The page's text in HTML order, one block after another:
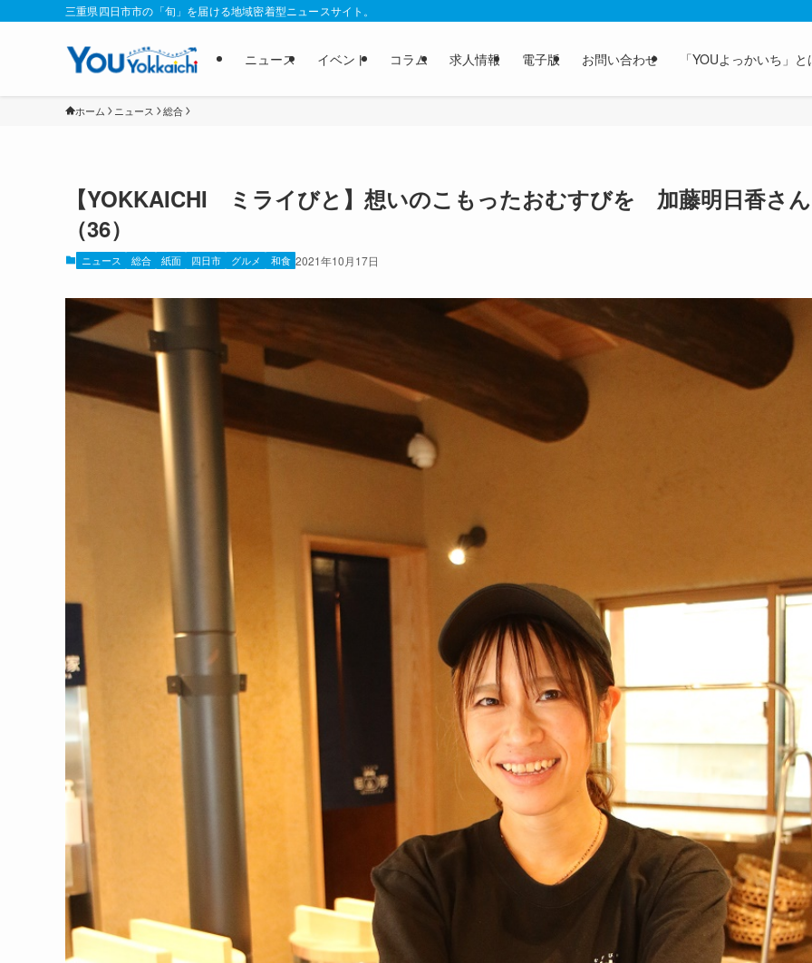
三重県四日市市の「旬」を届ける地域密着型ニュースサイト。
ニュース イベント コラム 求人情報 電子版 お問い合わせ 「YOUよっかいち」と
ホーム ニュース 総合
【YOKKAICHI ミライびと】想いのこもったおむすびを 加藤明日香さん
（36）
ニュース 総合 紙面 四日市 グルメ 和食 2021年10月17日